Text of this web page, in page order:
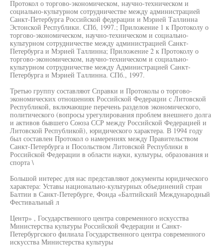
Протокол о торгово-экономическом, научно-техническом и
социально-культурном сотрудничестве между администрацией
Санкт-Петербурга Российской федерации и Мэрией Таллинна
Эстонской Республики. СПб, 1997.; Приложение 1 к Протоколу о
торгово-экономическом, научно-техническом и социально-
культурном сотрудничестве между администрацией Санкт-
Петербурга и Мэрией Таллинна; Приложение 2 к Протоколу о
торгово-экономическом, научно-техническом и социально-
культурном сотрудничестве между Администрацией Санкт-
Петербурга и Мэрией Таллинна. СПб., 1997.
Третью группу составляют Справки и Протоколы о торгово-
экономических отношениях Российской Федерации с Литовской
Республикой, включающие перечень разделов экономического,
политического (вопросы урегулирования проблем внешнего долга
и активов бывшего Союза ССР между Российской Федерацией и
Литовской Республикой), юридического характера. В 1994 году
был составлен Протокол о намерениях между Правительством
Санкт-Петербурга и Посольством Литовской Республики в
Российской Федерации в области науки, культуры, образования и
спорта \
Большой интерес для нас представляют документы юридического
характера: Уставы национально-культурных объединений стран
Балтии в Санкт-Петербурге, Фонда «Балтийский Международный
Фестивальный л
Центр» , Государственного центра современного искусства
Министерства культуры Российской Федерации и Санкт-
Петербургского филиала Государственного центра современного
искусства Министерства культуры